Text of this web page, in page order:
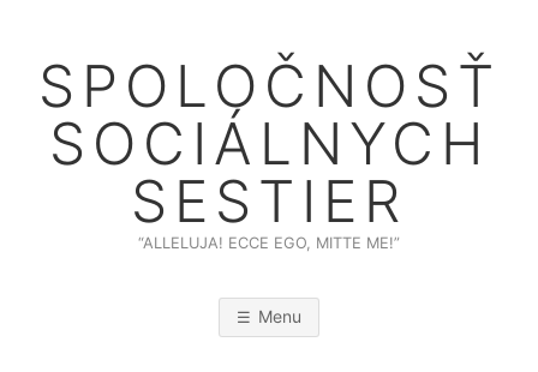
contentSPOLOČNOSŤ
SOCIÁLNYCH
SESTIER
“ALLELUJA! ECCE EGO, MITTE ME!”
Menu